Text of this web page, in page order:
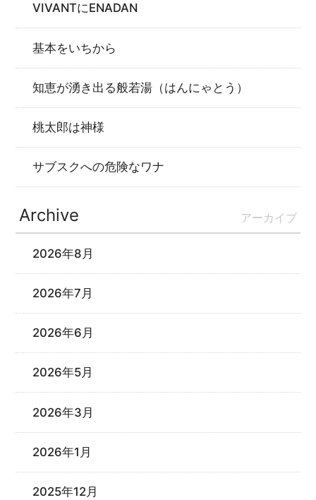
VIVANTにENADAN
基本をいちから
知恵が湧き出る般若湯（はんにゃとう）
桃太郎は神様
サブスクへの危険なワナ
Archive アーカイブ
2026年8月
2026年7月
2026年6月
2026年5月
2026年3月
2026年1月
2025年12月